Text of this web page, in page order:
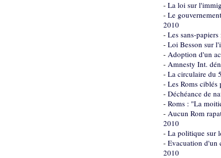
- La loi sur
- Le
2010
- Les sans-
- Loi Besson sur
- Adoption d'un
- Amnesty Int.
- La circulaire du
- Les Roms
- Déchéance de
- Roms : "La
- Aucun Rom
2010
- La politique sur
- Evacuation d'un
2010